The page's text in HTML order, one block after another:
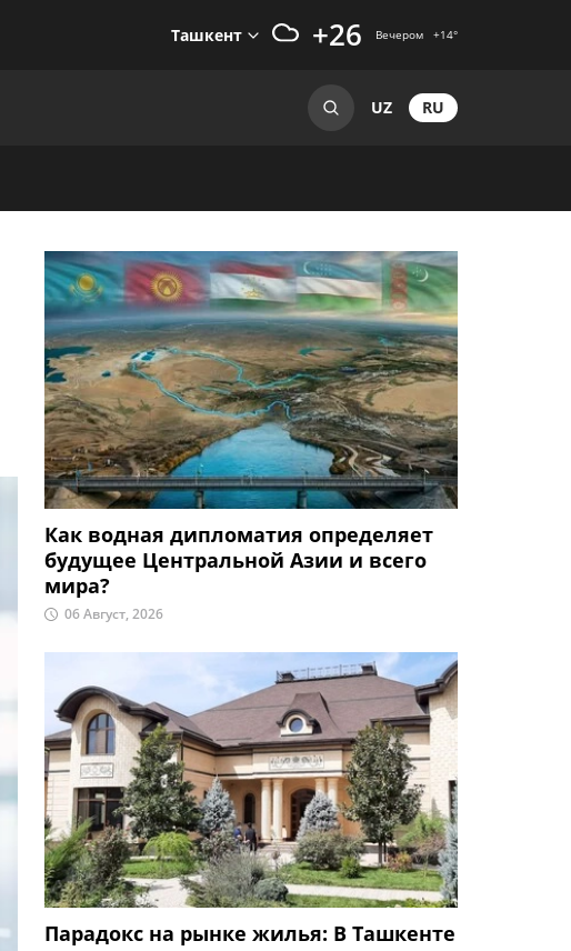
Ташкент +26 Вечером +14°
UZ RU
Как водная дипломатия определяет
будущее Центральной Азии и всего
мира?
06 Август, 2026
Парадокс на рынке жилья: В Ташкенте